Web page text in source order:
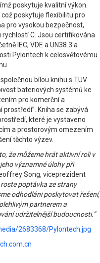
poskytuje kvalitní výkon.
poskytuje flexibilitu pro
pro vysokou bezpečnost,
rychlostí C. Jsou certifikována
IEC, VDE a UN38.3 a
Pylontech k celosvětovému
bílou knihu s TÜV
bateriových systémů ke
pro komerční a
Kniha se zabývá
které je vystaveno
a prostorovým omezením
těchto výzev.
že můžeme hrát aktivní roli v
významné úlohy při
Song, viceprezident
roste poptávka ze strany
odhodláni poskytovat řešení,
partnerem a
udržitelnější budoucnosti.”
2683368/Pylontech.jpg